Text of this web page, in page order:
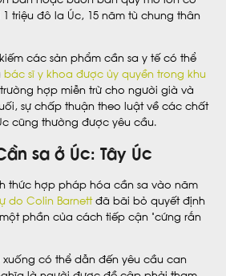
triệu đô la Úc, 15 năm tù chung thân
các sản phẩm cần sa y tế có thể
bác sĩ y khoa được ủy quyền trong khu
hợp miễn trừ cho người già và
sự chấp thuận theo luật về các chất
cũng thường được yêu cầu.
sa ở Úc: Tây Úc
thức hợp pháp hóa cần sa vào năm
do Colin Barnettđã bãi bỏ quyết định
phần của cách tiếp cận “cứng rắn
xuống có thể dẫn đến yêu cầu can